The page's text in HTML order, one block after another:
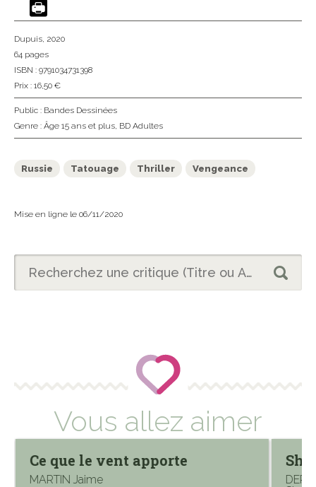
Dupuis, 2020
64 pages
ISBN : 9791034731398
Prix : 16,50 €
Public : Bandes Dessinées
Genre : Âge 15 ans et plus, BD Adultes
Russie Tatouage Thriller Vengeance
Mise en ligne le 06/11/2020
Vous allez aimer
Ce que le vent apporte
MARTIN Jaime